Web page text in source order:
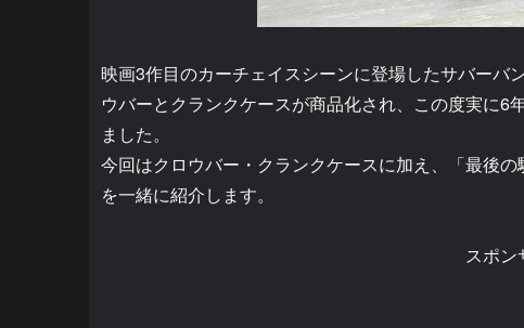
映画3作目のカーチェイスシーンに登場したサバーバ
ウバーとクランクケースが商品化され、この度実に6
ました。
今回はクロウバー・クランクケースに加え、「最後
を一緒に紹介します。
スポン